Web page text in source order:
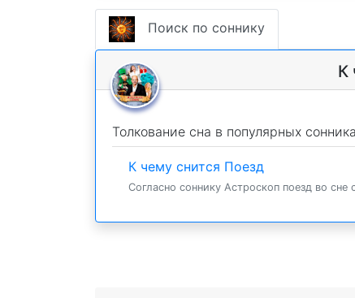
Поиск по соннику
К
Толкование сна в популярных
К чему снится Поезд
Согласно соннику Астроскоп поезд во